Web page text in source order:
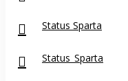
Status Sparta
Status_Sparta